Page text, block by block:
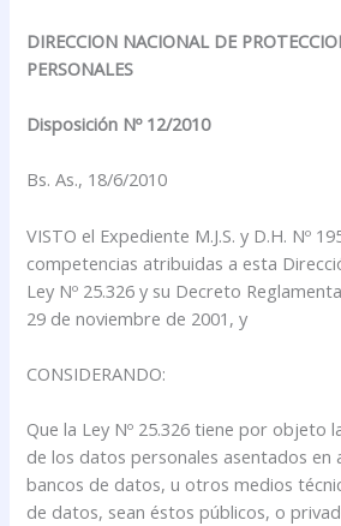
DIRECCION NACIONAL DE
PERSONALES
Disposición Nº 12/2010
Bs. As., 18/6/2010
VISTO el Expediente M.J.S. y D.H. Nº
competencias atribuidas a esta
Ley Nº 25.326 y su Decreto
29 de noviembre de 2001, y
CONSIDERANDO:
Que la Ley Nº 25.326 tiene por objeto
de los datos personales asentados en
bancos de datos, u otros medios
de datos, sean éstos públicos, o